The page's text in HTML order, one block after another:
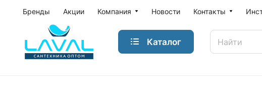
Бренды Акции Компания Новости Контакты
Каталог